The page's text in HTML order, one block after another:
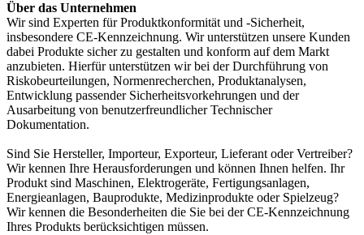
Über das Unternehmen
Wir sind Experten für Produktkonformität und -Sicherheit,
insbesondere CE-Kennzeichnung. Wir unterstützen unsere Kunden
dabei Produkte sicher zu gestalten und konform auf dem Markt
anzubieten. Hierfür unterstützen wir bei der Durchführung von
Riskobeurteilungen, Normenrecherchen, Produktanalysen,
Entwicklung passender Sicherheitsvorkehrungen und der
Ausarbeitung von benutzerfreundlicher Technischer
Dokumentation.
Sind Sie Hersteller, Importeur, Exporteur, Lieferant oder Vertreiber?
Wir kennen Ihre Herausforderungen und können Ihnen helfen. Ihr
Produkt sind Maschinen, Elektrogeräte, Fertigungsanlagen,
Energieanlagen, Bauprodukte, Medizinprodukte oder Spielzeug?
Wir kennen die Besonderheiten die Sie bei der CE-Kennzeichnung
Ihres Produkts berücksichtigen müssen.